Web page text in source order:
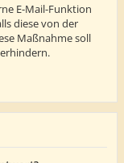
E-Mail-Funktion
diese von der
Maßnahme soll